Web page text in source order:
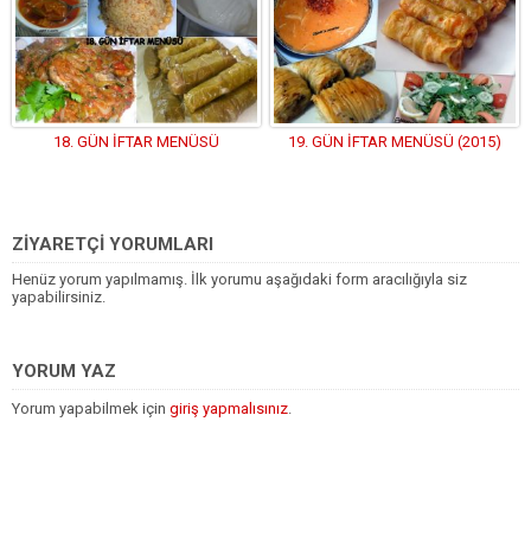
18. GÜN İFTAR MENÜSÜ 19. GÜN İFTAR MENÜSÜ (2015)
ZİYARETÇİ YORUMLARI
Henüz yorum yapılmamış. İlk yorumu aşağıdaki form aracılığıyla siz
yapabilirsiniz.
YORUM YAZ
Yorum yapabilmek için giriş yapmalısınız